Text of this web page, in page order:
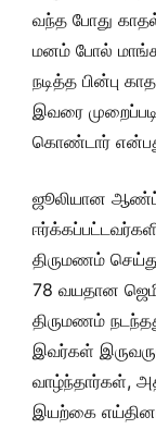
வந்த போது
மனம் போல்
நடித்த பின்பு
இவரை
கொண்டார் என்பது
ஜூலியான
திருமணம்
78 வயதான
திருமணம்
இவர்கள்
வாழ்ந்தார்கள்,
இயற்கை